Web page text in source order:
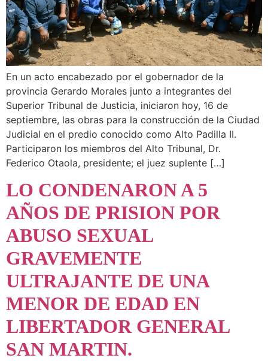
En un acto encabezado por el gobernador de la
provincia Gerardo Morales junto a integrantes del
Superior Tribunal de Justicia, iniciaron hoy, 16 de
septiembre, las obras para la construcción de la Ciudad
Judicial en el predio conocido como Alto Padilla II.
Participaron los miembros del Alto Tribunal, Dr.
Federico Otaola, presidente; el juez suplente […]
LO CONDENARON A 5
AÑOS DE PRISION POR
ABUSO SEXUAL
GRAVEMENTE
ULTRAJANTE DE UNA
MENOR DE EDAD EN
LIBERTADOR GENERAL
SAN MARTIN.